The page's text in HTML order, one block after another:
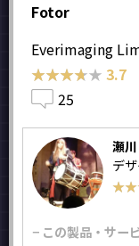
Fotor
Everimaging
★★★★★
★★★★★ 3.7
25
瀬
デ
− この製品・サー